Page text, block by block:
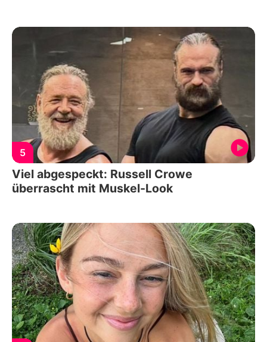
5
Viel abgespeckt: Russell Crowe
überrascht mit Muskel-Look